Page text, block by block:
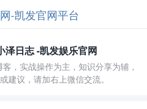
-凯发官网平台
泽日志 -凯发娱乐官网
，实战操作为主，知识分享为辅，
建议，请加右上微信交流。